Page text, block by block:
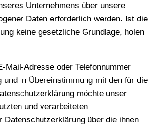
Unternehmens über unsere
Daten erforderlich werden. Ist die
keine gesetzliche Grundlage, holen
Mail-Adresse oder Telefonnummer
in Übereinstimmung mit den für die
möchte unser
und verarbeiteten
Datenschutzerklärung über die ihnen